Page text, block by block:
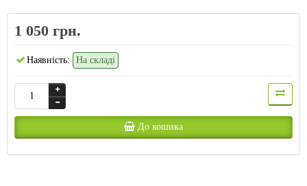
1 050 грн.
Наявність: На складі
До кошика